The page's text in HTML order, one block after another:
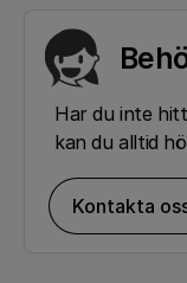
Har du inte
kan du alltid
Kontakta